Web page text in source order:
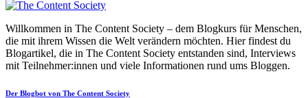
Willkommen in The Content Society – dem Blogkurs für Menschen,
die mit ihrem Wissen die Welt verändern möchten. Hier findest du
Blogartikel, die in The Content Society entstanden sind, Interviews
mit Teilnehmer:innen und viele Informationen rund ums Bloggen.
Der Blogbot von The Content Society